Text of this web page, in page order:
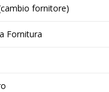
fornitore)
Fornitura